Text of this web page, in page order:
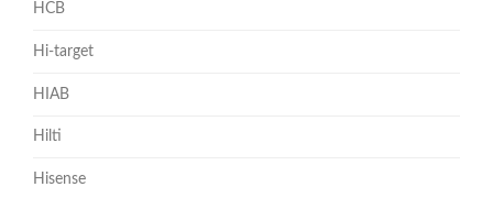
HCB
Hi-target
HIAB
Hilti
Hisense